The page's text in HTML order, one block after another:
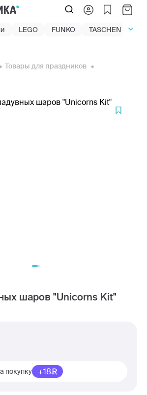
LEGO FUNKO TASCHEN
Товары для праздников
шаров "Unicorns Kit"
покупку +18